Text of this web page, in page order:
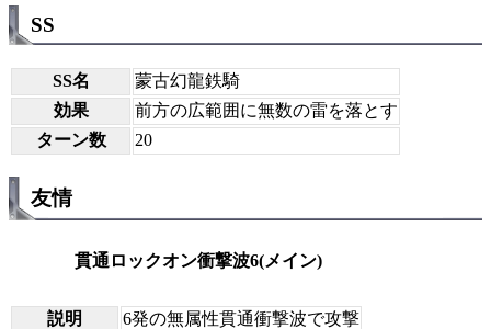
SS
SS名
蒙古幻龍鉄騎
効果
前方の広範囲に無数の雷を落とす
ターン数
20
友情
貫通ロックオン衝撃波6(メイン)
説明
6発の無属性貫通衝撃波で攻撃